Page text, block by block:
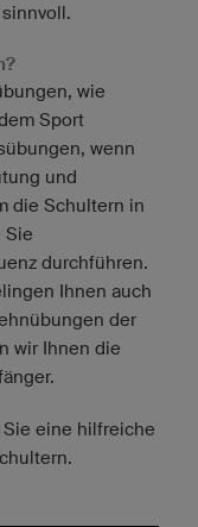
wie
Sport
wenn
und
die Schultern in
Sie
durchführen.
Ihnen auch
der
wir Ihnen die
eine hilfreiche